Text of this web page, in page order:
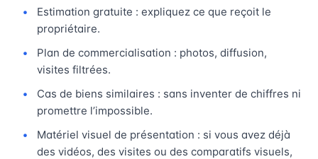
Estimation gratuite : expliquez ce que reçoit le
propriétaire.
Plan de commercialisation : photos, diffusion,
visites filtrées.
Cas de biens similaires : sans inventer de chiffres ni
promettre l’impossible.
Matériel visuel de présentation : si vous avez déjà
des vidéos, des visites ou des comparatifs visuels,